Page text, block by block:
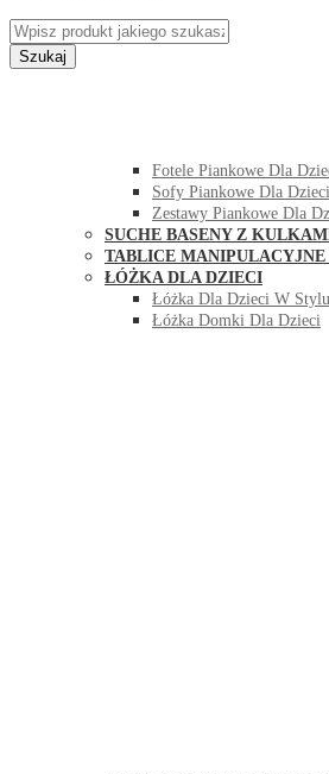
Szukaj
Fotele Piankowe Dla
Sofy Piankowe Dla Dzieci
Zestawy Piankowe Dla
SUCHE BASENY Z
TABLICE
ŁÓŻKA DLA DZIECI
Łóżka Dla Dzieci W
Łóżka Domki Dla Dzieci